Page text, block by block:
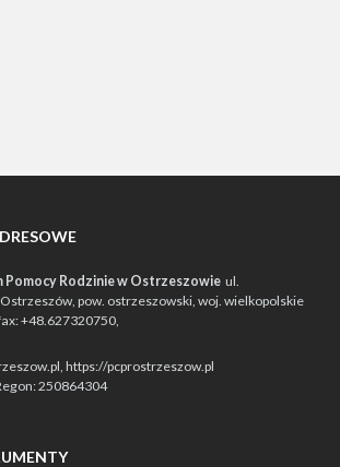
Rodzinie w Ostrzeszowie ul.
pow. ostrzeszowski, woj. wielkopolskie
+48.627320750,
https://pcprostrzeszow.pl
250864304